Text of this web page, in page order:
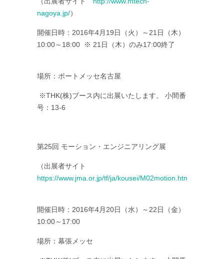
nagoya.jp/）
開催日時：2016年4月19日（火）～21日（木）
10:00～18:00 ※ 21日（木）のみ17:00終了
場所：ポートメッセ名古屋
※THK(株)ブース内に出展いたします。 小間番
号：13-6
第25回 モーション・エンジニアリング展
（出展者サイト
https://www.jma.or.jp/tf/ja/kousei/M02motion.html
開催日時：2016年4月20日（水）～22日（金）
10:00～17:00
場所：幕張メッセ